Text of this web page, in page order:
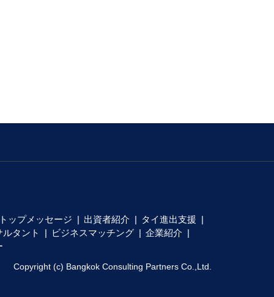
ップメッセージ 出資者紹介
タイ進出支援
タント
ビジネスマッチング
企業紹介
Copyright (c) Bangkok Consulting Partners Co.,Ltd.